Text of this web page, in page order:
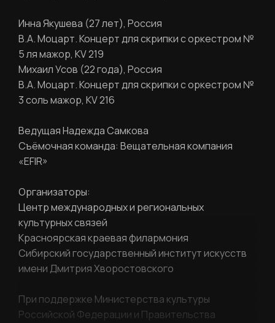
Инна Якушева (27 лет), Россия
В.А. Моцарт. Концерт для скрипки с оркестром №
5 ля мажор, KV 219
Михаил Усов (22 года), Россия
В.А. Моцарт. Концерт для скрипки с оркестром №
3 соль мажор, KV 216
Ведущая Надежда Самкова
Съёмочная команда: Вещательная компания
«EFIR»
Организаторы:
Центр международных и региональных
культурных связей
Красноярская краевая филармония
Сибирский государственный институт искусств
имени Дмитрия Хворостовского
При поддержке Министерства культуры
Российской Федерации и Правительства
ЛИЧНЫЙ КАБИНЕТ
Ваш email
Пароль
РЕГИСТРАЦИЯ
Ваше имя
Фамилия
Ваш email
ВОССТАНОВИТЬ ПАРОЛЬ